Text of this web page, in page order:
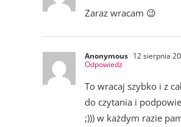
Zaraz wracam 😉
Anonymous 12 sierpnia
Odpowiedz
To wracaj szybko i z
do czytania i
;))) w każdym razie